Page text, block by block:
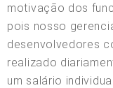
motivação dos
pois nosso
desenvolvedores
realizado
um salário